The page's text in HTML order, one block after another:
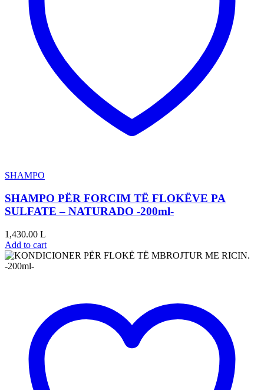
SHAMPO
SHAMPO PËR FORCIM TË FLOKËVE PA
SULFATE – NATURADO -200ml-
1,430.00 L
Add to cart